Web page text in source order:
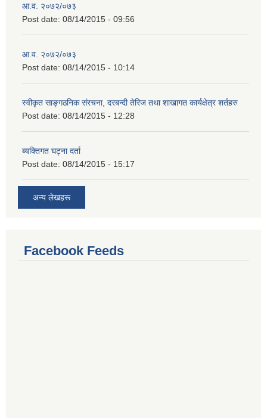
आ.व. २०७२/०७३
Post date: 08/14/2015 - 09:56
आ.व. २०७२/०७३
Post date: 08/14/2015 - 10:14
स्वीकृत साङ्गठनिक संरचना, दरबन्दी तेरिज तथा शाखागत कार्यक्षेत्र शर्तहरु
Post date: 08/14/2015 - 12:28
ब्यक्तिगत घट्ना दर्ता
Post date: 08/14/2015 - 15:17
अन्य लेखहरू
Facebook Feeds